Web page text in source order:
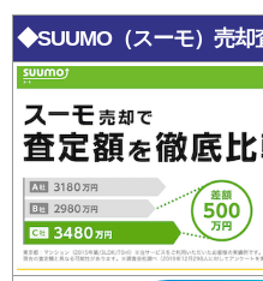
◆SUUMO（スーモ）売却